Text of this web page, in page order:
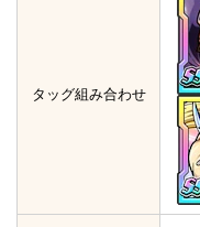
タッグ組み合わせ